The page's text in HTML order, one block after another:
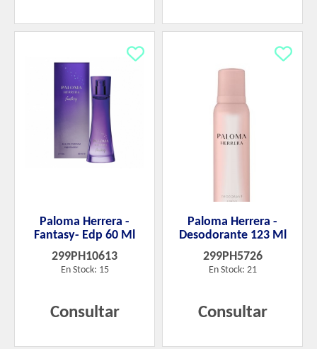
Paloma Herrera -
Fantasy- Edp 60 Ml
299PH10613
En Stock: 15
Consultar
Paloma Herrera -
Desodorante 123 Ml
299PH5726
En Stock: 21
Consultar